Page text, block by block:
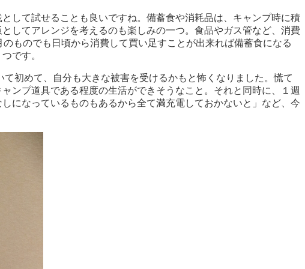
して試せることも良いですね。備蓄食や消耗品は、キャンプ時に積
してアレンジを考えるのも楽しみの一つ。食品やガス管など、消費
ものでも日頃から消費して買い足すことが出来れば備蓄食になる
です。
初めて、自分も大きな被害を受けるかもと怖くなりました。慌て
ンプ道具である程度の生活ができそうなこと。それと同時に、１週
になっているものもあるから全て満充電しておかないと」など、今